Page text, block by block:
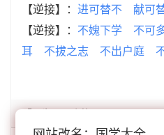
【逆接】： 进可替不
献可
【逆接】： 不媿下学 不可
耳
不拔之志 不出户庭
「不失」开头的词语: